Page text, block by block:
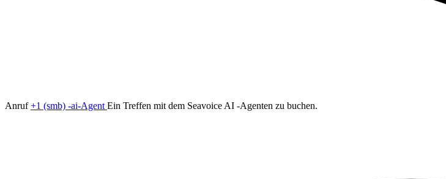
Anruf+1 (smb) -ai-Agent Ein Treffen mit dem Seavoice AI -Agenten zu buchen.